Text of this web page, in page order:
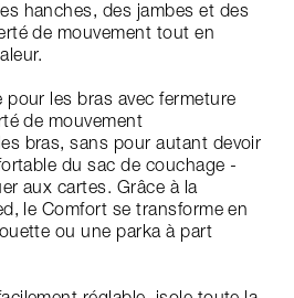
hanches, des jambes et des
de mouvement tout en
pour les bras avec fermeture
de mouvement
bras, sans pour autant devoir
du sac de couchage -
aux cartes. Grâce à la
le Comfort se transforme en
ou une parka à part